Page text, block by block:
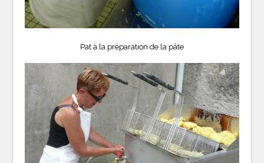
Pat à la préparation de la pâte